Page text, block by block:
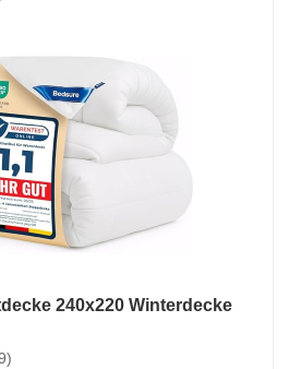
240x220 Winterdecke